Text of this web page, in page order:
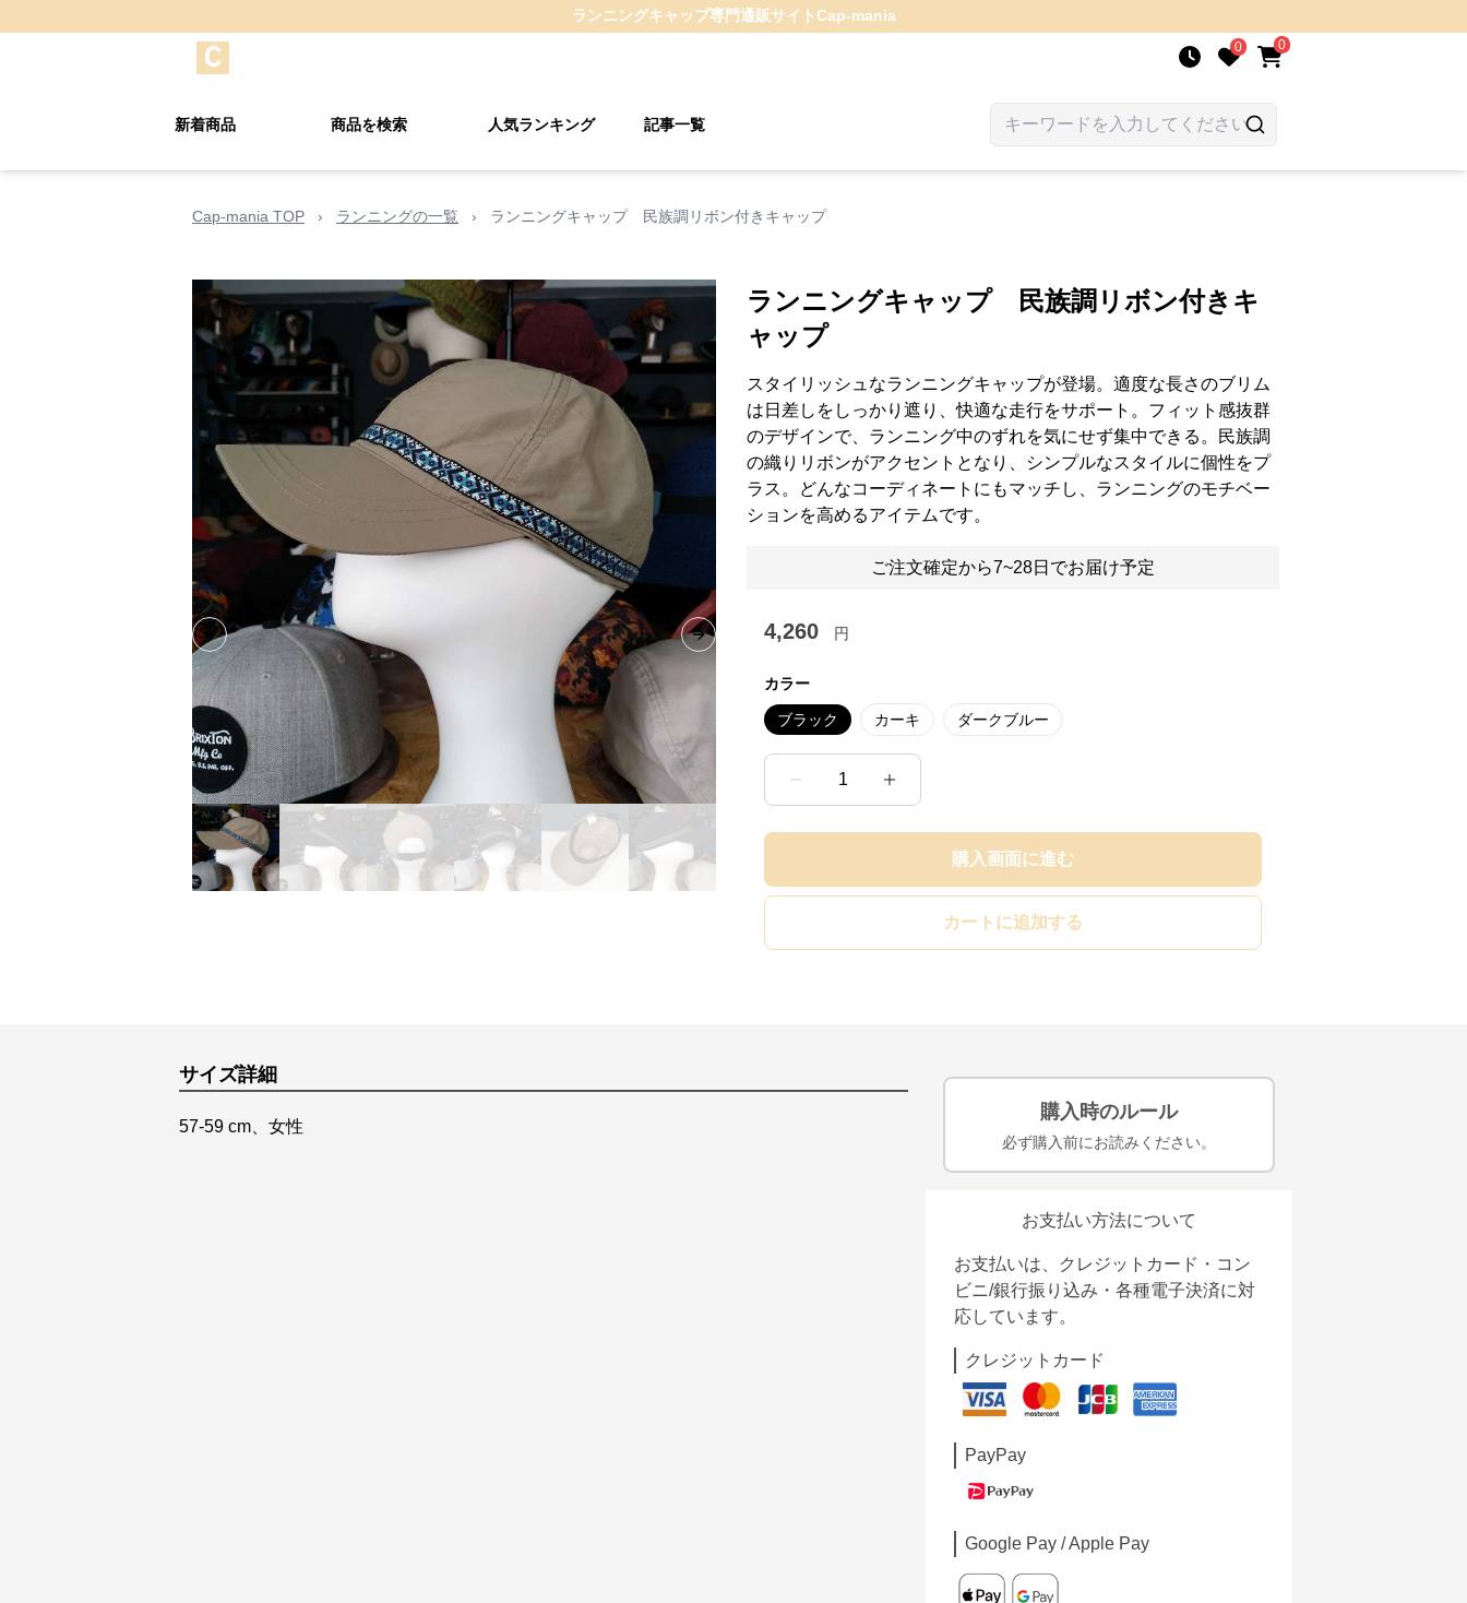
ランニングキャップ専門通販サイトCap-mania
0 0
新着商品 商品を検索 人気ランキング 記事一覧
Cap-mania TOP › ランニングの一覧 › ランニングキャップ 民族調リボン付きキャップ
Previous slide Next slide
ランニングキャップ 民族調リボン付きキ
ャップ
スタイリッシュなランニングキャップが登場。適度な長さのブリム
は日差しをしっかり遮り、快適な走行をサポート。フィット感抜群
のデザインで、ランニング中のずれを気にせず集中できる。民族調
の織りリボンがアクセントとなり、シンプルなスタイルに個性をプ
ラス。どんなコーディネートにもマッチし、ランニングのモチベー
ションを高めるアイテムです。
ご注文確定から7~28日でお届け予定
4,260 円
カラー
ブラック カーキ ダークブルー
1
購入画面に進む
カートに追加する
サイズ詳細
57-59 cm、女性
購入時のルール
必ず購入前にお読みください。
お支払い方法について
お支払いは、クレジットカード・コン
ビニ/銀行振り込み・各種電子決済に対
応しています。
クレジットカード
PayPay
Google Pay / Apple Pay